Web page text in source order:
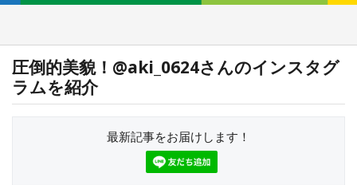
圧倒的美貌！@aki_0624さんのインスタグ
ラムを紹介
最新記事をお届けします！